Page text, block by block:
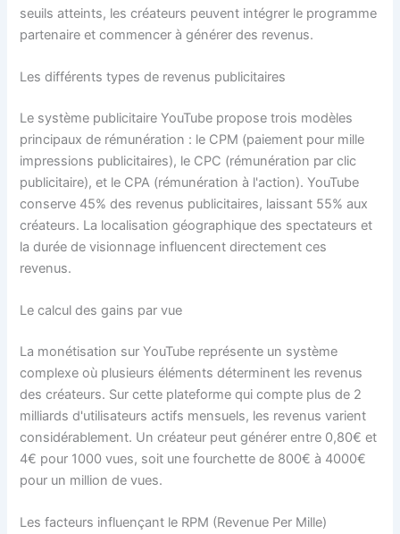
seuils atteints, les créateurs peuvent intégrer le programme
partenaire et commencer à générer des revenus.
Les différents types de revenus publicitaires
Le système publicitaire YouTube propose trois modèles
principaux de rémunération : le CPM (paiement pour mille
impressions publicitaires), le CPC (rémunération par clic
publicitaire), et le CPA (rémunération à l'action). YouTube
conserve 45% des revenus publicitaires, laissant 55% aux
créateurs. La localisation géographique des spectateurs et
la durée de visionnage influencent directement ces
revenus.
Le calcul des gains par vue
La monétisation sur YouTube représente un système
complexe où plusieurs éléments déterminent les revenus
des créateurs. Sur cette plateforme qui compte plus de 2
milliards d'utilisateurs actifs mensuels, les revenus varient
considérablement. Un créateur peut générer entre 0,80€ et
4€ pour 1000 vues, soit une fourchette de 800€ à 4000€
pour un million de vues.
Les facteurs influençant le RPM (Revenue Per Mille)